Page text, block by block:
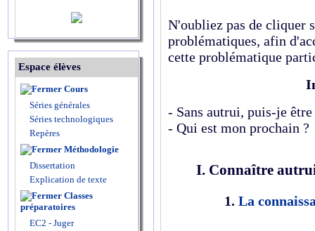
Espace élèves
Cours
Séries générales
Séries technologiques
Repères
Méthodologie
Dissertation
Explication de texte
Classes
préparatoires
EC2 - Juger
N'oubliez pas de cliquer
problématiques, afin
cette problématique
- Sans autrui, puis-je
- Qui est mon prochain ?
I. Connaître
1. La